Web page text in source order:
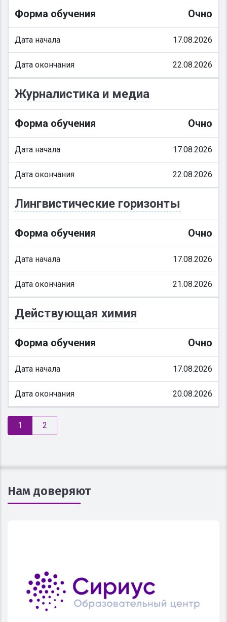
Форма обучения Очно
Дата начала 17.08.2026
Дата окончания 22.08.2026
Журналистика и медиа
Форма обучения Очно
Дата начала 17.08.2026
Дата окончания 22.08.2026
Лингвистические горизонты
Форма обучения Очно
Дата начала 17.08.2026
Дата окончания 21.08.2026
Действующая химия
Форма обучения Очно
Дата начала 17.08.2026
Дата окончания 20.08.2026
1 2
Нам доверяют